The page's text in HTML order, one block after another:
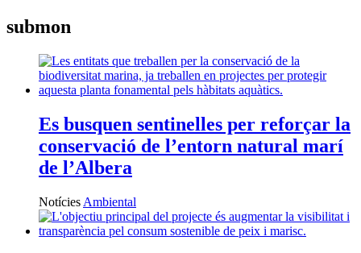
submon
Es busquen sentinelles per reforçar la
conservació de l’entorn natural marí
de l’Albera
Notícies Ambiental